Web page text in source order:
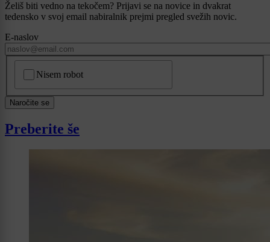
Želiš biti vedno na tekočem? Prijavi se na novice in dvakrat
tedensko v svoj email nabiralnik prejmi pregled svežih novic.
E-naslov
Nisem robot
Naročite se
Preberite še